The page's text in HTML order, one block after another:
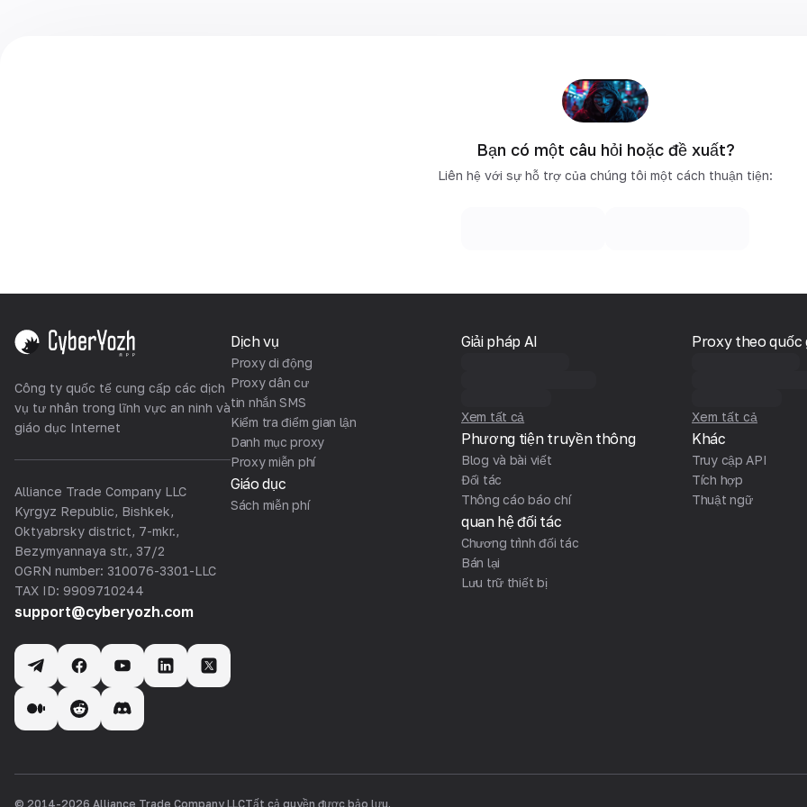
Bạn có một câu hỏi hoặc đề xuất?
Liên hệ với sự hỗ trợ của chúng tôi một cách thuận tiện:
Công ty quốc tế cung cấp các dịch
vụ tư nhân trong lĩnh vực an ninh và
giáo dục Internet
Alliance Trade Company LLC
Kyrgyz Republic, Bishkek,
Oktyabrsky district, 7-mkr.,
Bezymyannaya str., 37/2
OGRN number: 310076-3301-LLC
TAX ID: 9909710244
support@cyberyozh.com
Dịch vụ
Proxy di động
Proxy dân cư
tin nhắn SMS
Kiểm tra điểm gian lận
Danh mục proxy
Proxy miễn phí
Giáo dục
Sách miễn phí
Giải pháp AI
Xem tất cả
Phương tiện truyền thông
Blog và bài viết
Đối tác
Thông cáo báo chí
quan hệ đối tác
Chương trình đối tác
Bán lại
Lưu trữ thiết bị
Proxy theo quốc
Xem tất cả
Khác
Truy cập API
Tích hợp
Thuật ngữ
© 2014-2026 Alliance Trade Company LLCTất cả quyền được bảo lưu.